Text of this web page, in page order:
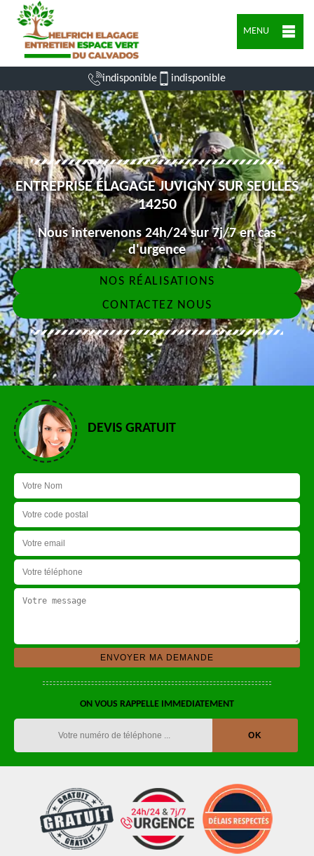
MENU
indisponible indisponible
ENTREPRISE ÉLAGAGE JUVIGNY SUR SEULLES
14250
Nous intervenons 24h/24 sur 7j/7 en cas
d'urgence
NOS RÉALISATIONS
CONTACTEZ NOUS
DEVIS GRATUIT
ON VOUS RAPPELLE IMMEDIATEMENT